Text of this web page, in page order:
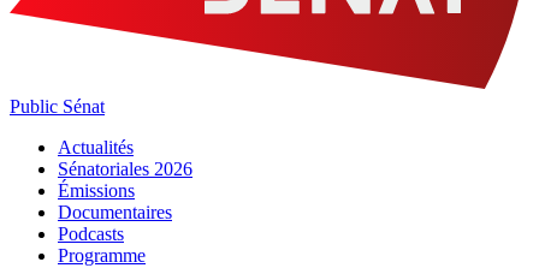
Public Sénat
Actualités
Sénatoriales 2026
Émissions
Documentaires
Podcasts
Programme